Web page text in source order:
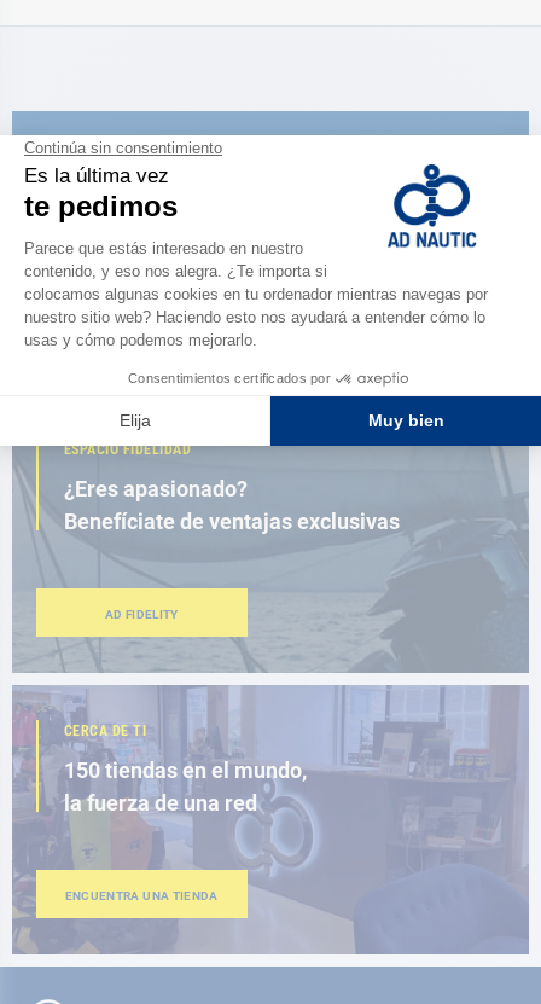
CATÁLOGO
Descubre
la nueva guía AD 2026
NAVEGAR POR EL CATÁLOGO
ESPACIO FIDELIDAD
¿Eres apasionado?
Benefíciate de ventajas exclusivas
AD FIDELITY
CERCA DE TI
150 tiendas en el mundo,
la fuerza de una red
ENCUENTRA UNA TIENDA